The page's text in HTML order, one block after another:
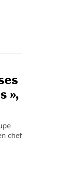
»,
chef